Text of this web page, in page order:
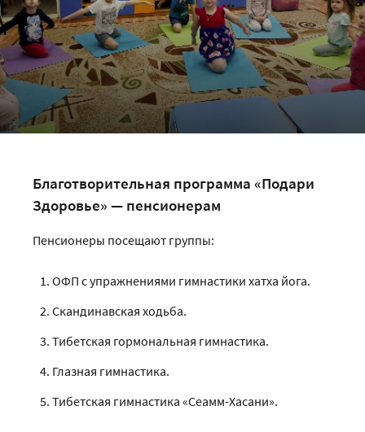
Благотворительная программа «Подари
Здоровье» — пенсионерам
Пенсионеры посещают группы:
ОФП с упражнениями гимнастики хатха йога.
Скандинавская ходьба.
Тибетская гормональная гимнастика.
Глазная гимнастика.
Тибетская гимнастика «Сеамм-Хасани».